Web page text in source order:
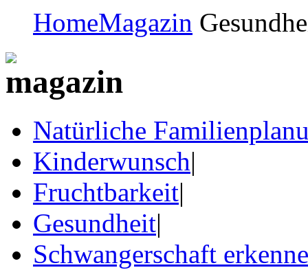
HomeMagazin
Natürliche
Kinderwunsch|
Fruchtbarkeit|
Gesundheit|
Schwangerschaft